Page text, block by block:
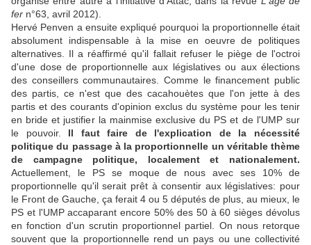
fer n°63, avril 2012).
Hervé Penven a ensuite expliqué pourquoi la proportionnelle était
absolument indispensable à la mise en oeuvre de politiques
alternatives. Il a réaffirmé qu'il fallait refuser le piège de l'octroi
d'une dose de proportionnelle aux législatives ou aux élections
des conseillers communautaires. Comme le financement public
des partis, ce n'est que des cacahouètes que l'on jette à des
partis et des courants d'opinion exclus du système pour les tenir
en bride et justifier la mainmise exclusive du PS et de l'UMP sur
le pouvoir. Il faut faire de l'explication de la nécessité
politique du passage à la proportionnelle un véritable thème
de campagne politique, localement et nationalement.
Actuellement, le PS se moque de nous avec ses 10% de
proportionnelle qu'il serait prêt à consentir aux législatives: pour
le Front de Gauche, ça ferait 4 ou 5 députés de plus, au mieux, le
PS et l'UMP accaparant encore 50% des 50 à 60 sièges dévolus
en fonction d'un scrutin proportionnel partiel. On nous retorque
souvent que la proportionnelle rend un pays ou une collectivité